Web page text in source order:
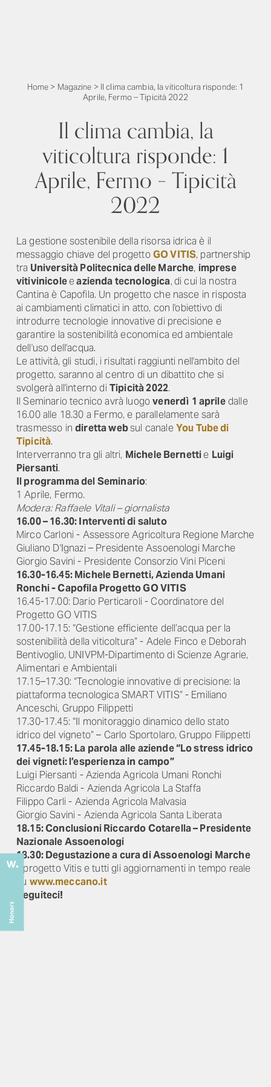
Home > Magazine > Il clima cambia, la viticoltura risponde: 1
Aprile, Fermo – Tipicità 2022
Il clima cambia, la
viticoltura risponde: 1
Aprile, Fermo – Tipicità
2022
La gestione sostenibile della risorsa idrica è il
messaggio chiave del progettoGO VITIS, partnership
tra Università Politecnica delle Marche, imprese
vitivinicoleeazienda tecnologica,di cui la nostra
Cantina è Capofila. Un progetto che nasce in risposta
ai cambiamenti climatici in atto, con l'obiettivo di
introdurre tecnologie innovative di precisione e
garantire la sostenibilità economica ed ambientale
dell'uso dell'acqua.
Le attività, gli studi, i risultati raggiunti nell'ambito del
progetto, saranno al centro di un dibattito che si
svolgerà all'interno di Tipicità 2022.
Il Seminario tecnico avrà luogovenerdì 1 apriledalle
16.00 alle 18.30 a Fermo, e parallelamente sarà
trasmesso indiretta websul canaleYou Tube di
Tipicità.
Interverranno tra gli altri, Michele Bernettie Luigi
Piersanti.
Il programma del Seminario:
1 Aprile, Fermo.
Modera: Raffaele Vitali – giornalista
16.00 – 16.30: Interventi di saluto
Mirco Carloni - Assessore Agricoltura Regione Marche
Giuliano D'Ignazi – Presidente Assoenologi Marche
Giorgio Savini - Presidente Consorzio Vini Piceni
16.30-16.45: Michele Bernetti, Azienda Umani
Ronchi - Capofila Progetto GO VITIS
16.45-17.00: Dario Perticaroli - Coordinatore del
Progetto GO VITIS
17.00-17.15: “Gestione efficiente dell’acqua per la
sostenibilità della viticoltura” - Adele Finco e Deborah
Bentivoglio, UNIVPM-Dipartimento di Scienze Agrarie,
Alimentari e Ambientali
17.15–17.30: “Tecnologie innovative di precisione: la
piattaforma tecnologica SMART VITIS” - Emiliano
Anceschi, Gruppo Filippetti
17.30-17.45: “Il monitoraggio dinamico dello stato
idrico del vigneto” – Carlo Sportolaro, Gruppo Filippetti
17.45-18.15: La parola alle aziende “Lo stress idrico
dei vigneti: l’esperienza in campo”
Luigi Piersanti - Azienda Agricola Umani Ronchi
Riccardo Baldi - Azienda Agricola La Staffa
Filippo Carli - Azienda Agricola Malvasia
Giorgio Savini - Azienda Agricola Santa Liberata
18.15: Conclusioni Riccardo Cotarella – Presidente
Nazionale Assoenologi
18.30: Degustazione a cura di Assoenologi Marche
Il progetto Vitis e tutti gli aggiornamenti in tempo reale
su www.meccano.it
Seguiteci!